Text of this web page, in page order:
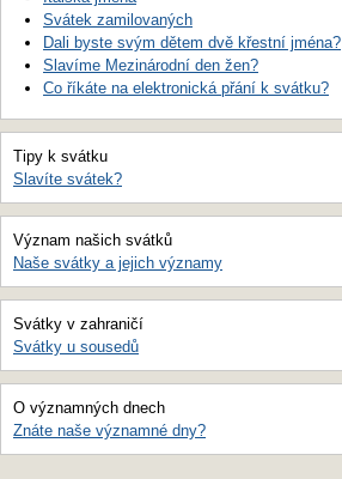
Svátek zamilovaných
Dali byste svým dětem dvě křestní jména?
Slavíme Mezinárodní den žen?
Co říkáte na elektronická přání k svátku?
Tipy k svátku
Slavíte svátek?
Význam našich svátků
Naše svátky a jejich významy
Svátky v zahraničí
Svátky u sousedů
O významných dnech
Znáte naše významné dny?